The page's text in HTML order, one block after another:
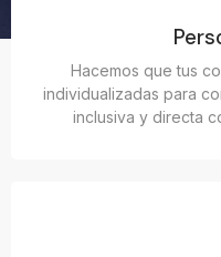
Hacemos que tus
individualizadas para
inclusiva y directa